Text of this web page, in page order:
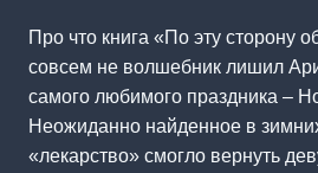
Про что книга «По эту сторону
совсем не волшебник лишил
самого любимого праздника –
Неожиданно найденное в
«лекарство» смогло вернуть